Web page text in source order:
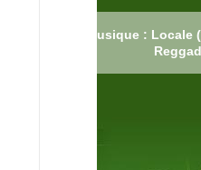
Musique : Locale